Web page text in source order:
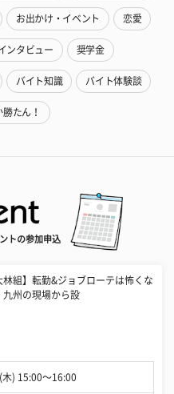
お出かけ・イベント 恋愛
ンタビュー 奨学金
バイト知識 バイト体験談
たん！
トの参加申込
林組】転勤&ジョブローテは怖くな
九州の現場から設
) 15:00〜16:00